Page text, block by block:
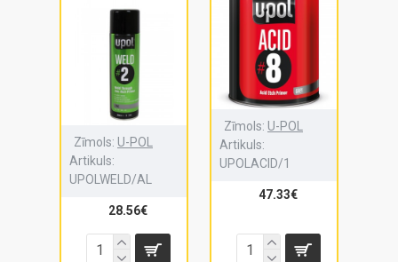
Zīmols: U-POL
Artikuls:
UPOLWELD/AL
28.56€
Zīmols: U-POL
Artikuls:
UPOLACID/1
47.33€